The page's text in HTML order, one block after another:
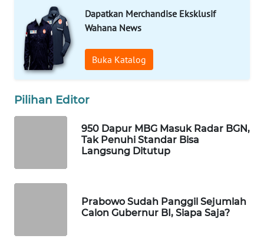
Dapatkan Merchandise Eksklusif
Wahana News
Buka Katalog
Pilihan Editor
950 Dapur MBG Masuk Radar BGN,
Tak Penuhi Standar Bisa
Langsung Ditutup
Prabowo Sudah Panggil Sejumlah
Calon Gubernur BI, Siapa Saja?
WAHANA
KONSUMEN
WAHANA
LISTRIK
WAHANA
TRAVEL
CO ID